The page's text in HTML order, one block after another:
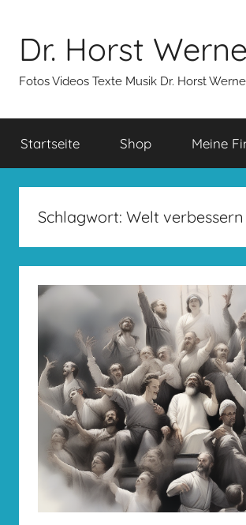
springen
Dr. Horst
Fotos Videos Texte Musik Dr. Horst
Startseite Shop Meine
Schlagwort: Welt verbessern